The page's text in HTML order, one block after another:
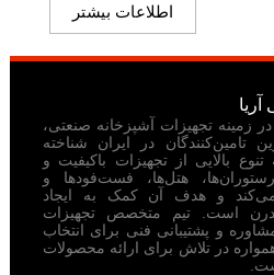
اطلاعات بیشتر
در زمینه تجهیزات آشپزخانه صنعتی،
تامین‌کنندگان در ایران شناخته
بالایی از تجهیزات باکیفیت و
رستوران‌ها، هتل‌ها، فست‌فودها و
و هدف آن کمک به ایجاد
است. تیم متخصص تجهیزات
مشاوره و پشتیبانی فنی برای انتخاب
در تلاش برای ارائه محصولات